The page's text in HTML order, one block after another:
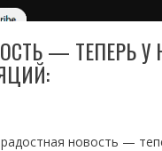
— ТЕПЕРЬ У
новость —